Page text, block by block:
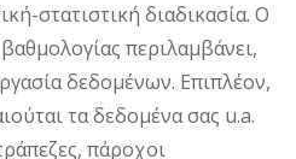
στατιστική διαδικασία. Ο
περιλαμβάνει,
δεδομένων. Επιπλέον,
τα δεδομένα σας u.a.
πάροχοι